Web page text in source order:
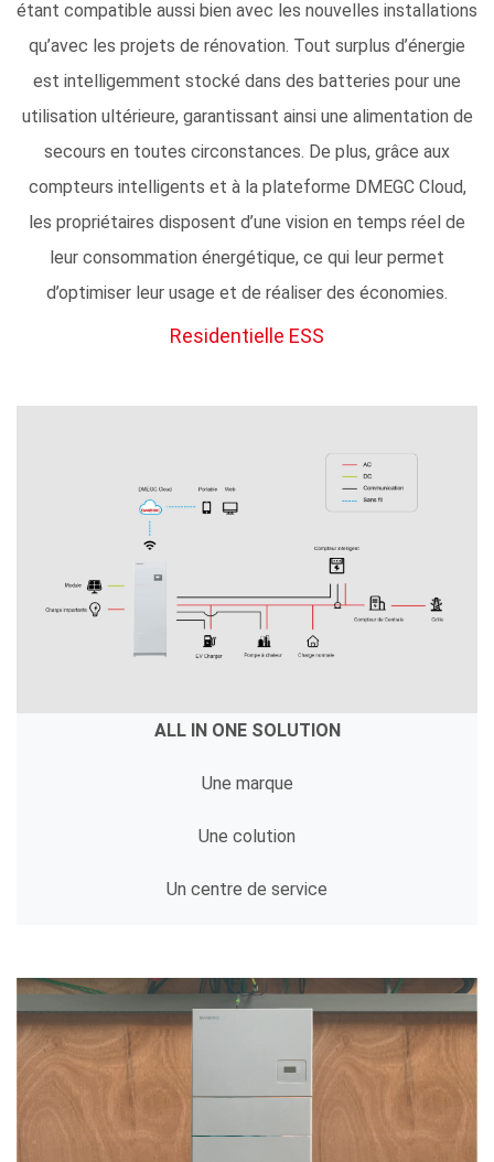
étant compatible aussi bien avec les nouvelles installations
qu’avec les projets de rénovation. Tout surplus d’énergie
est intelligemment stocké dans des batteries pour une
utilisation ultérieure, garantissant ainsi une alimentation de
secours en toutes circonstances. De plus, grâce aux
compteurs intelligents et à la plateforme DMEGC Cloud,
les propriétaires disposent d’une vision en temps réel de
leur consommation énergétique, ce qui leur permet
d’optimiser leur usage et de réaliser des économies.
Residentielle ESS
ALL IN ONE SOLUTION
Une marque
Une colution
Un centre de service